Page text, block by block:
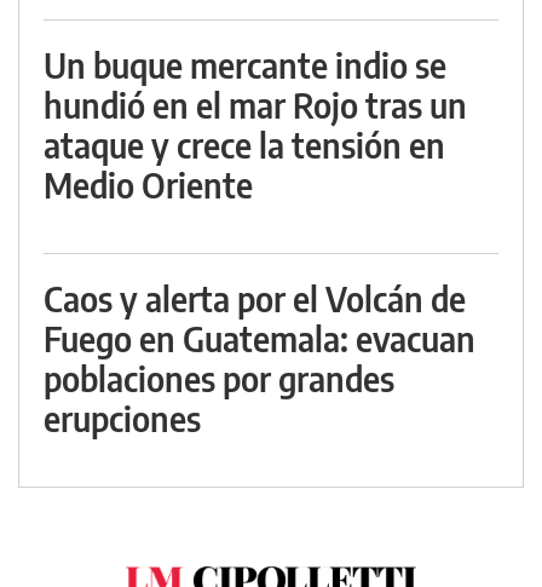
Un buque mercante indio se
hundió en el mar Rojo tras un
ataque y crece la tensión en
Medio Oriente
Caos y alerta por el Volcán de
Fuego en Guatemala: evacuan
poblaciones por grandes
erupciones